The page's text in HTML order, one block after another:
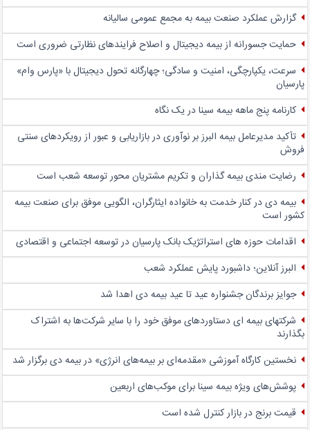
گزارش عملکرد صنعت بیمه به مجمع عمومی سالیانه
حمایت جسورانه از بیمه دیجیتال و اصلاح فرایندهای نظارتی ضروری است
سرعت، یکپارچگی، امنیت و سادگی؛ چهار‌گانه تحول دیجیتال با «پارس وام»
پارسیان
کارنامه پنج ماهه بیمه سینا در یک نگاه
تأکید مدیرعامل بیمه البرز بر نوآوری در بازاریابی و عبور از رویکردهای سنتی
فروش
رضایت مندی بیمه گذاران و تکریم مشتریان محور توسعه شعب است
بیمه دی در کنار خدمت به خانواده ایثارگران، الگویی موفق برای صنعت بیمه
کشور است
اقدامات حوزه های استراتژیک بانک پارسیان در توسعه اجتماعی و اقتصادی
البرز آنلاین؛ داشبورد پایش عملکرد شعب
جوایز برندگان جشنواره عید تا عید بیمه دی اهدا شد
شرکتهای بیمه ای دستاوردهای موفق خود را با سایر شرکت‌ها به اشتراک
بگذارند
نخستین کارگاه آموزشی «مقدمه‌ای بر بیمه‌های انرژی» در بیمه دی برگزار شد
پوشش‌های ویژه بیمه سینا برای موکب‌های اربعین
قیمت برنج در بازار کنترل شده است